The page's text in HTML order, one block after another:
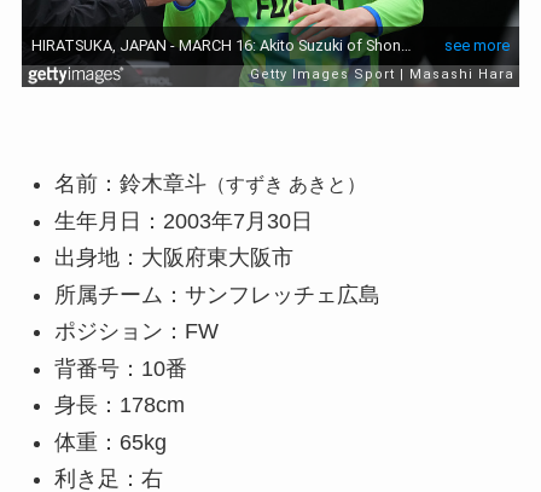
名前：鈴木章斗（すずき あきと）
生年月日：2003年7月30日
出身地：大阪府東大阪市
所属チーム：サンフレッチェ広島
ポジション：FW
背番号：10番
身長：178cm
体重：65kg
利き足：右